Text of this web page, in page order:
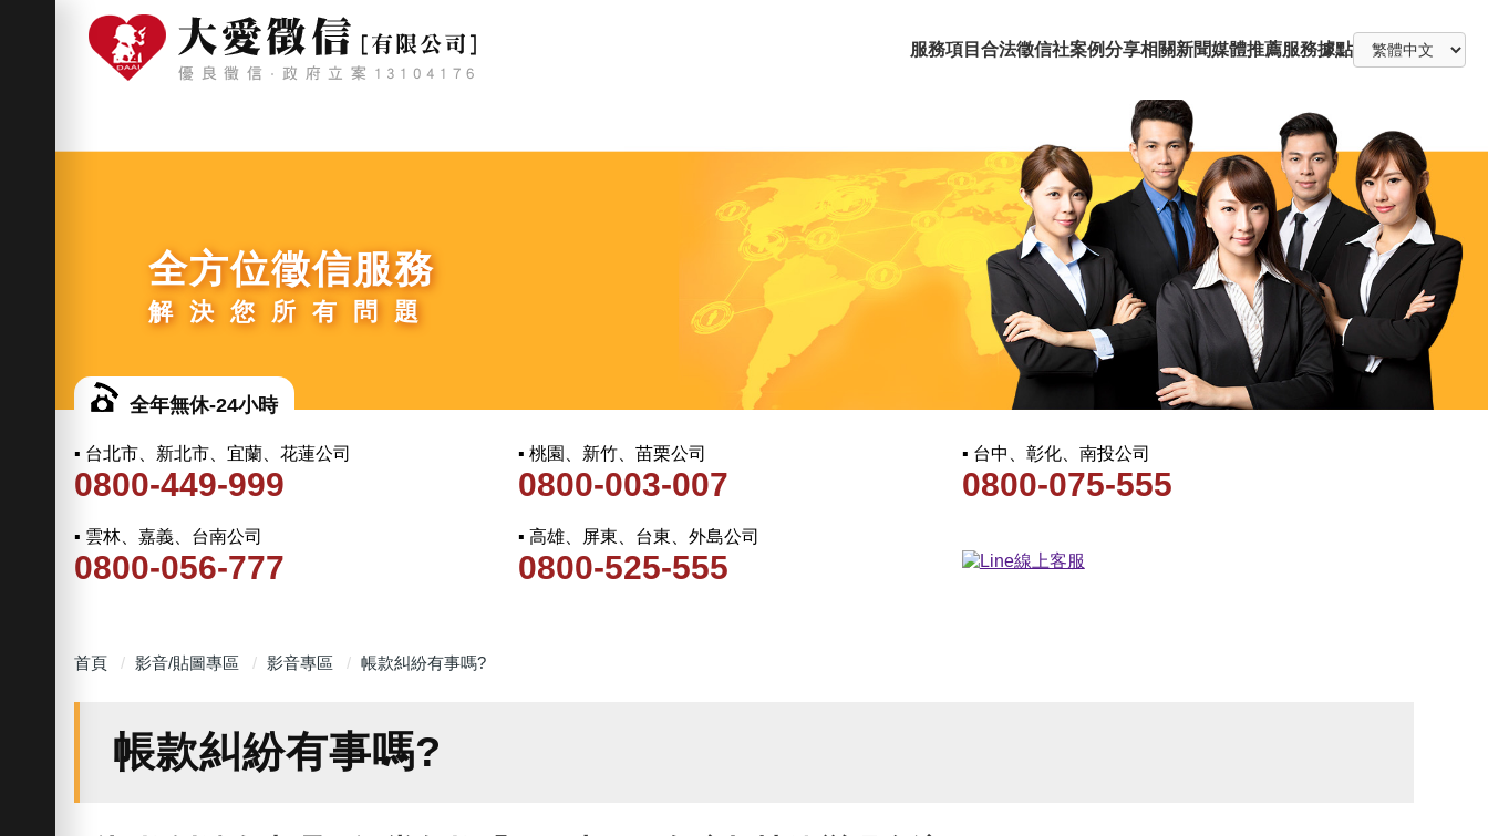
服務項目 合法徵信社案例分享相關新聞媒體推薦服務據點
全方位徵信服務
解決您所有問題
全年無休-24小時
▪ 台北市、新北市、宜蘭、花蓮公司
0800-449-999
▪ 桃園、新竹、苗栗公司
0800-003-007
▪ 台中、彰化、南投公司
0800-075-555
▪ 雲林、嘉義、台南公司
0800-056-777
▪ 高雄、屏東、台東、外島公司
0800-525-555
首頁 影音/貼圖專區 影音專區 帳款糾紛有事嗎?
帳款糾紛有事嗎?